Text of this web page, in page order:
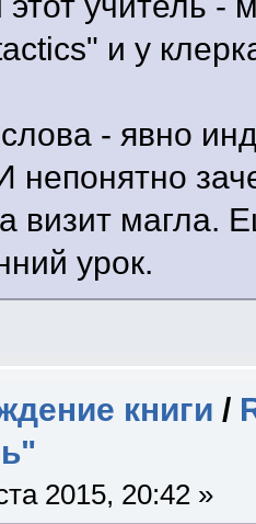
и у
- явно
непонятно
визит магла.
урок.
книги /
2015, 20:42 »